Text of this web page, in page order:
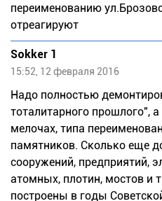
переименованию
отреагируют
Sokker 1
15:52, 12 февраля 2016
Надо полностью
тоталитарного прошлого",
мелочах, типа
памятников. Сколько еще
сооружений, предприятий,
атомных, плотин, мостов и
построены в годы